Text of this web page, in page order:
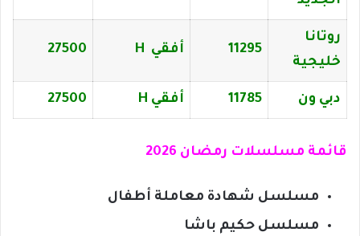
روتانا
خليجية
11295 أفقي H 27500
دبي ون 11785 أفقي H 27500
قائمة مسلسلات رمضان 2026
مسلسل شهادة معاملة أطفال
مسلسل حكيم باشا